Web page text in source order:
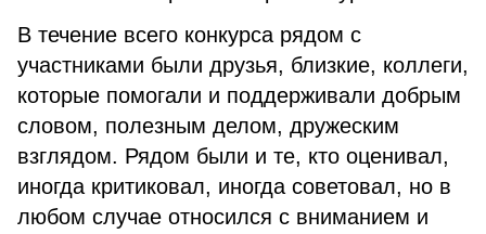
В течение всего конкурса рядом с
участниками были друзья, близкие, коллеги,
которые помогали и поддерживали добрым
словом, полезным делом, дружеским
взглядом. Рядом были и те, кто оценивал,
иногда критиковал, иногда советовал, но в
любом случае относился с вниманием и